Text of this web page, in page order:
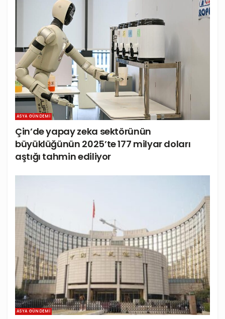
ASYA GÜNDEMI
Çin’de yapay zeka sektörünün
büyüklüğünün 2025’te 177 milyar doları
aştığı tahmin ediliyor
ASYA GÜNDEMI